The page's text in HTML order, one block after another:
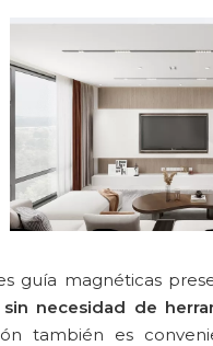
guía magnéticas
necesidad de
también es